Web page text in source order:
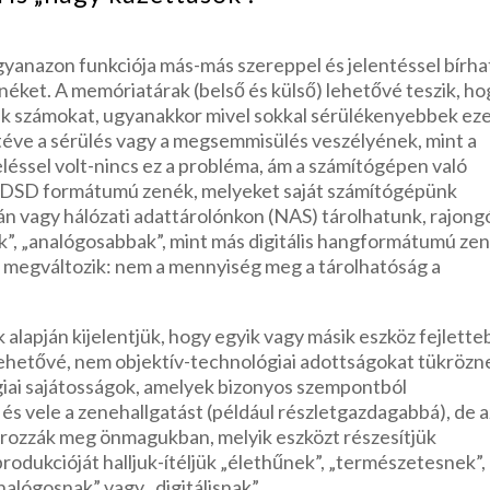
funkciója más-más szereppel és jelentéssel
A memóriatárak (belső és külső) lehetővé teszik,
ugyanakkor mivel sokkal sérülékenyebbek
a sérülés vagy a megsemmisülés veszélyének, mint a
volt-nincs ez a probléma, ám a számítógépen való
formátumú zenék, melyeket saját számítógépünk
vagy hálózati adattárolónkon (NAS) tárolhatunk,
„analógosabbak”, mint más digitális hangformátumú
nem a mennyiség meg a tárolhatóság a
kijelentjük, hogy egyik vagy másik eszköz
nem objektív-technológiai adottságokat
sajátosságok, amelyek bizonyos szempontból
vele a zenehallgatást (például részletgazdagabbá), de
meg önmagukban, melyik eszközt részesítjük
halljuk-ítéljük „élethűnek”, „természetesnek”,